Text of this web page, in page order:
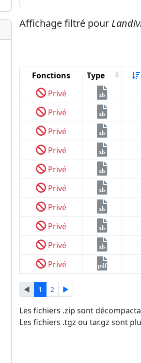
Affichage filtré pour
Fonctions Type
Privé
xls
Privé xls
Privé xls
Privé xls
Privé xls
Privé xls
Privé xls
Privé xls
Privé xls
Privé pdf
◄ 1 2 ►
Les fichiers .zip sont
Les fichiers .tgz ou tar.gz sont